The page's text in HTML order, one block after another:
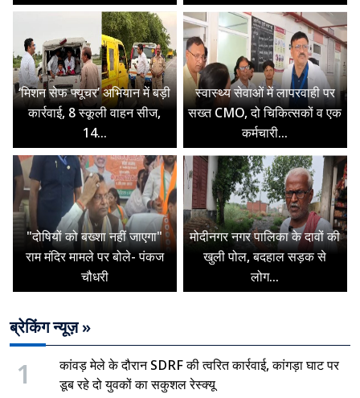
‘मिशन सेफ फ्यूचर’ अभियान में बड़ी
कार्रवाई, 8 स्कूली वाहन सीज,
14...
स्वास्थ्य सेवाओं में लापरवाही पर
सख्त CMO, दो चिकित्सकों व एक
कर्मचारी...
"दोषियों को बख्शा नहीं जाएगा"
राम मंदिर मामले पर बोले- पंकज
चौधरी
मोदीनगर नगर पालिका के दावों की
खुली पोल, बदहाल सड़क से
लोग...
ब्रेकिंग न्यूज़ »
1
कांवड़ मेले के दौरान SDRF की त्वरित कार्रवाई, कांगड़ा घाट पर
डूब रहे दो युवकों का सकुशल रेस्क्यू